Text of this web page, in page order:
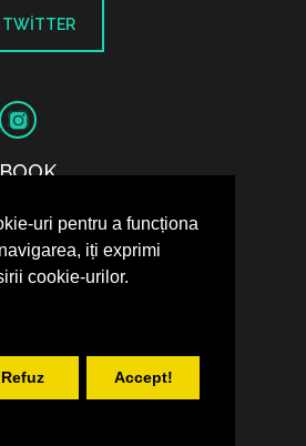
uri pentru a funcționa
iți exprimi
cookie-urilor.
Refuz Accept!
TWITTER